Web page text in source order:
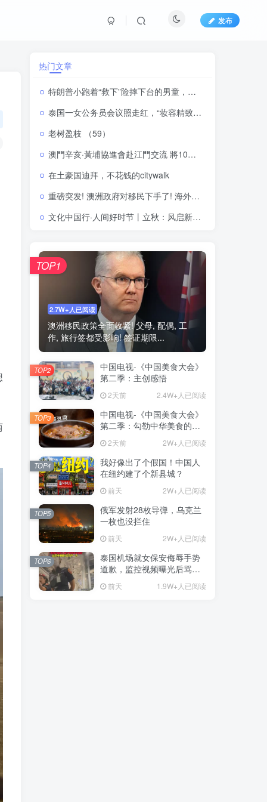
发布
热门文章
特朗普小跑着“救下”险摔下台的男童，顺便“补刀”拜登：“我可不想他像拜登一样摔下来”
泰国一女公务员会议照走红，“妆容精致、眼妆鲜明”引发争议，本人回应：化妆没有错，不喜欢可以不看
老树盈枝 （59）
澳門辛亥·黃埔協進會赴江門交流 將10月舉辦口述歷史座談會
在土豪国迪拜，不花钱的citywalk
重磅突发! 澳洲政府对移民下手了! 海外申请者被抛弃?! 一年配额只有13万?
文化中国行·人间好时节丨立秋：风启新秋 万事丰盈
2.7W+人已阅读
澳洲移民政策全面收紧! 父母, 配偶, 工
作, 旅行签都受影响! 签证期限...
TOP1
中国电视-《中国美食大会》
第二季：主创感悟
2天前 2.4W+人已阅读
TOP2
中国电视-《中国美食大会》
第二季：勾勒中华美食的形
2天前 2W+人已阅读
TOP3
我好像出了个假国！中国人
在纽约建了个新县城？
前天 2W+人已阅读
TOP4
俄军发射28枚导弹，乌克兰
一枚也没拦住
前天 2W+人已阅读
TOP5
泰国机场就女保安侮辱手势
道歉，监控视频曝光后骂声
前天 1.9W+人已阅读
TOP6